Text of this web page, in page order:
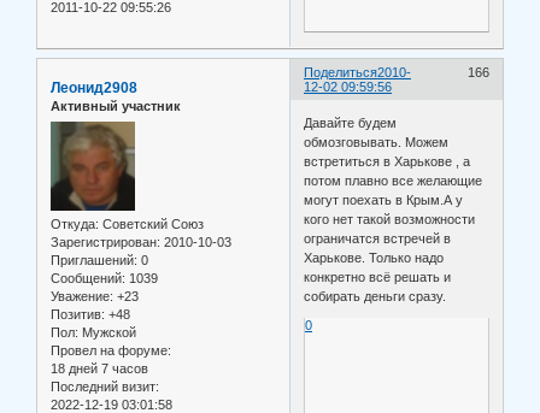
2011-10-22 09:55:26
Поделиться 166
2010-
12-02 09:59:56
Леонид2908
Активный участник
Откуда: Советский Союз
Зарегистрирован: 2010-10-03
Приглашений: 0
Сообщений: 1039
Уважение: +23
Позитив: +48
Пол: Мужской
Провел на форуме:
18 дней 7 часов
Последний визит:
2022-12-19 03:01:58
Давайте будем
обмозговывать. Можем
встретиться в Харькове , а
потом плавно все желающие
могут поехать в Крым.А у
кого нет такой возможности
ограничатся встречей в
Харькове. Только надо
конкретно всё решать и
собирать деньги сразу.
0